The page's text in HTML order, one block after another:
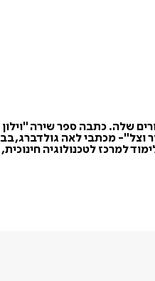
שלה. כתבה ספר שירה
וצל"- מכתבי לאה גולדברג,
למרכז לטכנולוגיה